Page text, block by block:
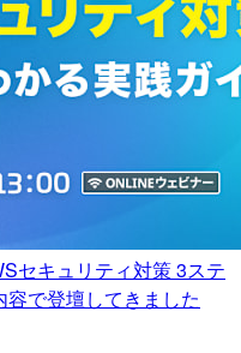
セキュリティ対策 3ステ
で登壇してきました